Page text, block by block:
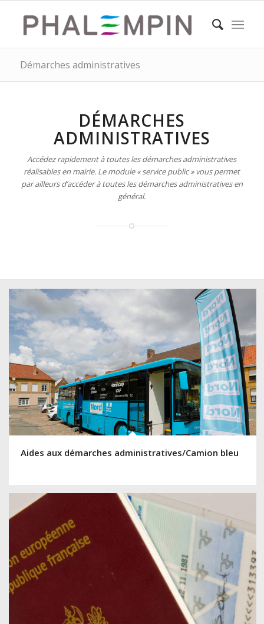
Démarches administratives
DÉMARCHES
ADMINISTRATIVES
Accédez rapidement à toutes les démarches administratives
réalisables en mairie. Le module « service public » vous permet
par ailleurs d’accéder à toutes les démarches administratives en
général.
Aides aux démarches administratives/Camion bleu